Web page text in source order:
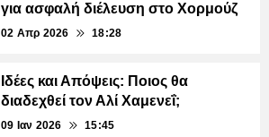
για ασφαλή διέλευση στο Χορμούζ
02 Απρ 2026 18:28
Ιδέες και Απόψεις: Ποιος θα
διαδεχθεί τον Αλί Χαμενεΐ;
09 Ιαν 2026 15:45